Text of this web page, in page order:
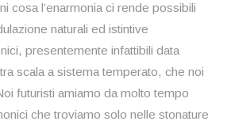
l’enarmonia ci rende possibili
naturali ed istintive
presentemente infattibili data
scala a sistema temperato, che noi
futuristi amiamo da molto tempo
che troviamo solo nelle stonature